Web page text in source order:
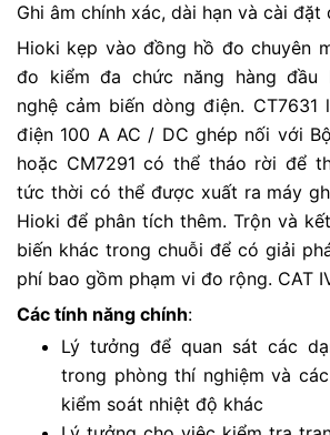
Ghi âm chính xác, dài hạn và cài đặt
Hioki kẹp vào đồng hồ đo chuyên
đo kiểm đa chức năng hàng đầu
nghệ cảm biến dòng điện. CT7631
điện 100 A AC / DC ghép nối với
hoặc CM7291 có thể tháo rời để
tức thời có thể được xuất ra máy
Hioki để phân tích thêm. Trộn và
biến khác trong chuỗi để có giải
phí bao gồm phạm vi đo rộng. CAT
Các tính năng chính:
Lý tưởng để quan sát các
trong phòng thí nghiệm và
kiểm soát nhiệt độ khác